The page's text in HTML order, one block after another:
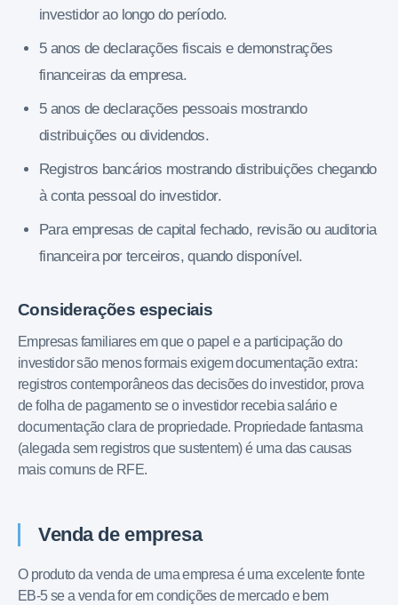
investidor ao longo do período.
5 anos de declarações fiscais e demonstrações
financeiras da empresa.
5 anos de declarações pessoais mostrando
distribuições ou dividendos.
Registros bancários mostrando distribuições chegando
à conta pessoal do investidor.
Para empresas de capital fechado, revisão ou auditoria
financeira por terceiros, quando disponível.
Considerações especiais
Empresas familiares em que o papel e a participação do
investidor são menos formais exigem documentação extra:
registros contemporâneos das decisões do investidor, prova
de folha de pagamento se o investidor recebia salário e
documentação clara de propriedade. Propriedade fantasma
(alegada sem registros que sustentem) é uma das causas
mais comuns de RFE.
Venda de empresa
O produto da venda de uma empresa é uma excelente fonte
EB-5 se a venda for em condições de mercado e bem